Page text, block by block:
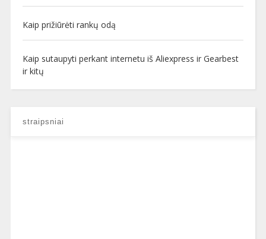
Kaip prižiūrėti rankų odą
Kaip sutaupyti perkant internetu iš Aliexpress ir Gearbest
ir kitų
straipsniai